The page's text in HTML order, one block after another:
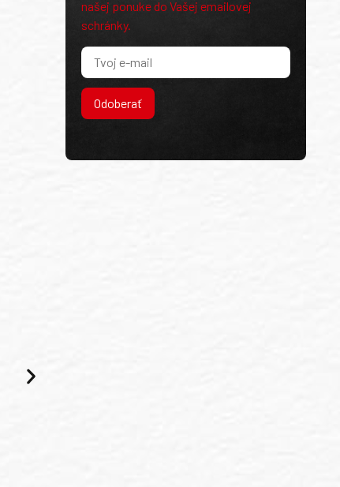
našej ponuke do Vašej emailovej
schránky.
Odoberať